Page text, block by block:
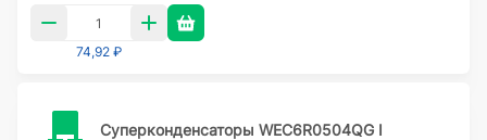
74,92 ₽
Суперконденсаторы WEC6R0504QG I